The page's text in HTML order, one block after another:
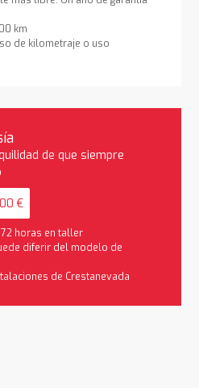
km
de kilometraje o uso
de que siempre
€
horas en taller
diferir del modelo de
de Crestanevada